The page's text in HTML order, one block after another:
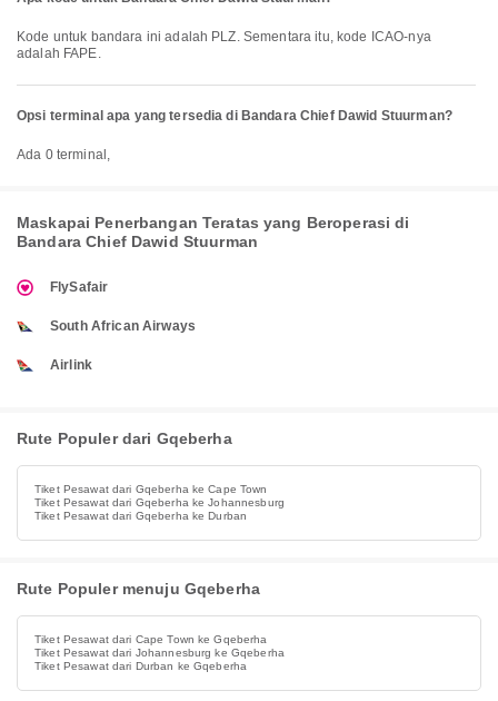
Kode untuk bandara ini adalah PLZ. Sementara itu, kode ICAO-nya
adalah FAPE.
Opsi terminal apa yang tersedia di Bandara Chief Dawid Stuurman?
Ada 0 terminal,
Maskapai Penerbangan Teratas yang Beroperasi di
Bandara Chief Dawid Stuurman
FlySafair
South African Airways
Airlink
Rute Populer dari Gqeberha
Tiket Pesawat dari Gqeberha ke Cape Town
Tiket Pesawat dari Gqeberha ke Johannesburg
Tiket Pesawat dari Gqeberha ke Durban
Rute Populer menuju Gqeberha
Tiket Pesawat dari Cape Town ke Gqeberha
Tiket Pesawat dari Johannesburg ke Gqeberha
Tiket Pesawat dari Durban ke Gqeberha